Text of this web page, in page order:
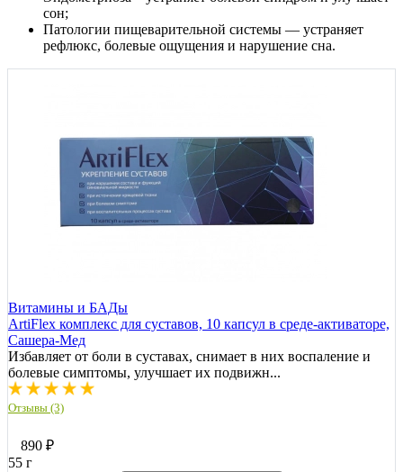
сон;
Патологии пищеварительной системы — устраняет
рефлюкс, болевые ощущения и нарушение сна.
Витамины и БАДы
ArtiFlex комплекс для суставов, 10 капсул в среде-активаторе,
Сашера-Мед
Избавляет от боли в суставах, снимает в них воспаление и
болевые симптомы, улучшает их подвижн...
Отзывы (3)
890 ₽
55 г